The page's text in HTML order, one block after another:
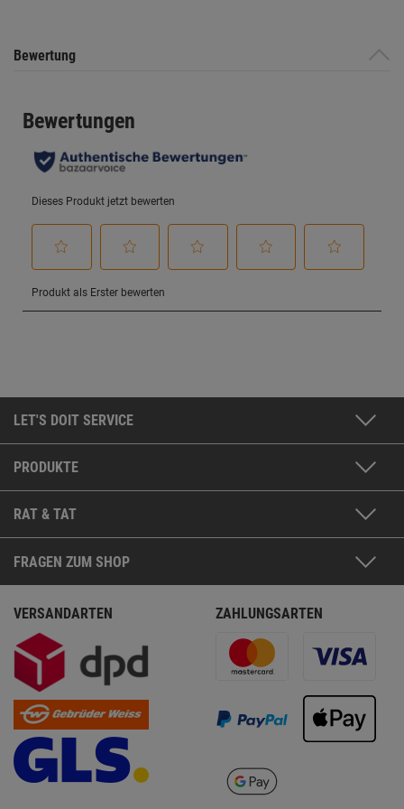
Bewertung
LET'S DOIT SERVICE
PRODUKTE
RAT & TAT
FRAGEN ZUM SHOP
VERSANDARTEN ZAHLUNGSARTEN